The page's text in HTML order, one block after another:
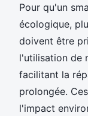
Pour qu'un
écologique,
doivent être
l'utilisation de
facilitant la
prolongée.
l'impact